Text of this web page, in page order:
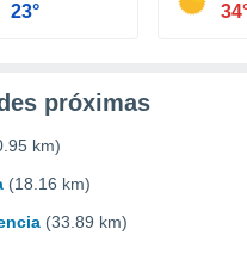
23°
próximas
km)
(18.16 km)
(33.89 km)